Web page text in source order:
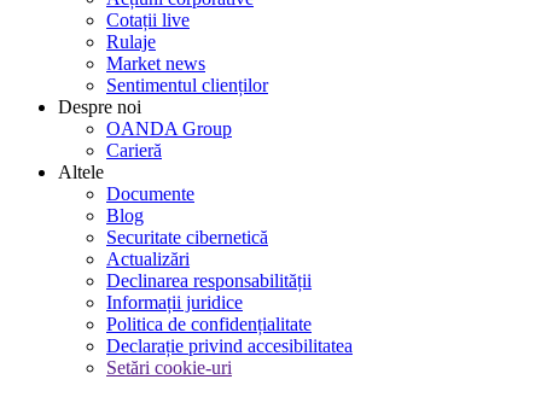
Cotații live
Rulaje
Market news
Sentimentul clienților
Despre noi
OANDA Group
Carieră
Altele
Documente
Blog
Securitate cibernetică
Actualizări
Declinarea responsabilității
Informații juridice
Politica de confidențialitate
Declarație privind accesibilitatea
Setări cookie-uri